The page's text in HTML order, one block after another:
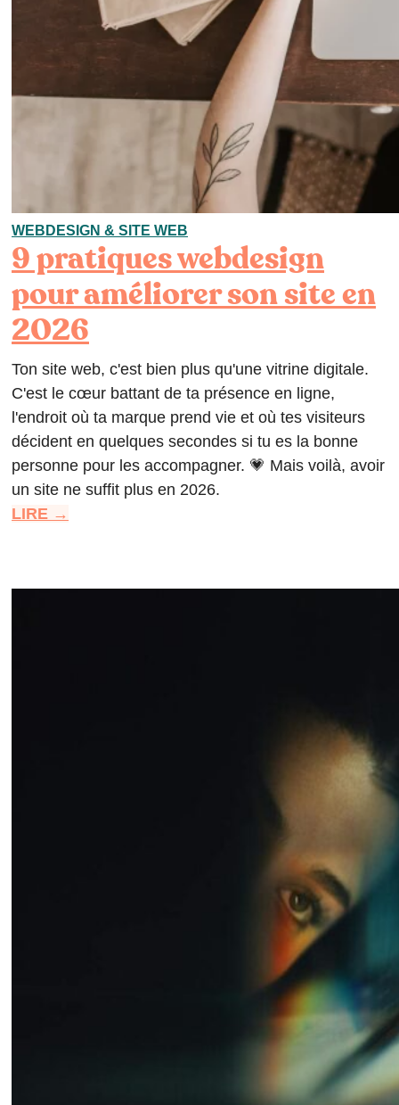
WEBDESIGN & SITE WEB
9 pratiques webdesign
pour améliorer son site en
2026
Ton site web, c'est bien plus qu'une vitrine digitale.
C'est le cœur battant de ta présence en ligne,
l'endroit où ta marque prend vie et où tes visiteurs
décident en quelques secondes si tu es la bonne
personne pour les accompagner. 💗 Mais voilà, avoir
un site ne suffit plus en 2026.
LIRE →